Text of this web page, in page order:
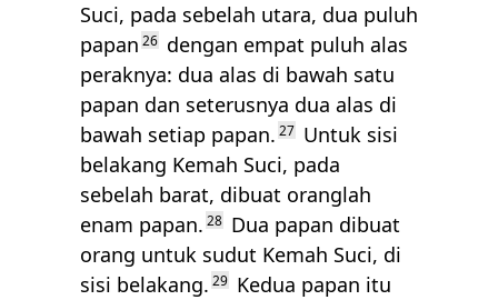
Suci, pada sebelah utara, dua puluh
papan 26 dengan empat puluh alas
peraknya: dua alas di bawah satu
papan dan seterusnya dua alas di
bawah setiap papan. 27 Untuk sisi
belakang Kemah Suci, pada
sebelah barat, dibuat oranglah
enam papan. 28 Dua papan dibuat
orang untuk sudut Kemah Suci, di
sisi belakang. 29 Kedua papan itu